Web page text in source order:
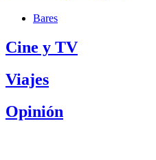
Bares
Cine y TV
Viajes
Opinión